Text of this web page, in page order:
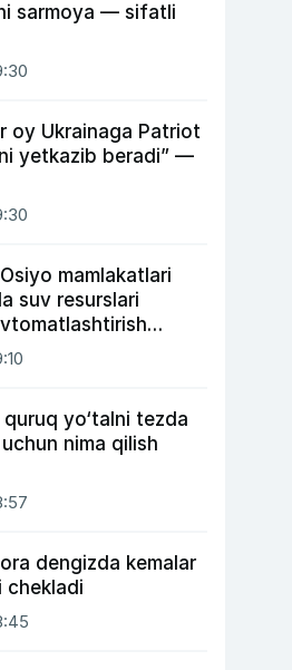
sarmoya — sifatli
oy Ukrainaga Patriot
yetkazib beradi” —
mamlakatlari
suv resurslari
chiqishni
quruq yo‘talni tezda
nima qilish
dengizda kemalar
chekladi